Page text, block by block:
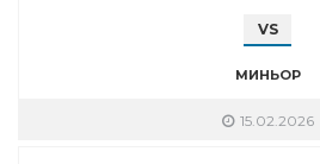
VS
МИНЬОР
15.02.2026